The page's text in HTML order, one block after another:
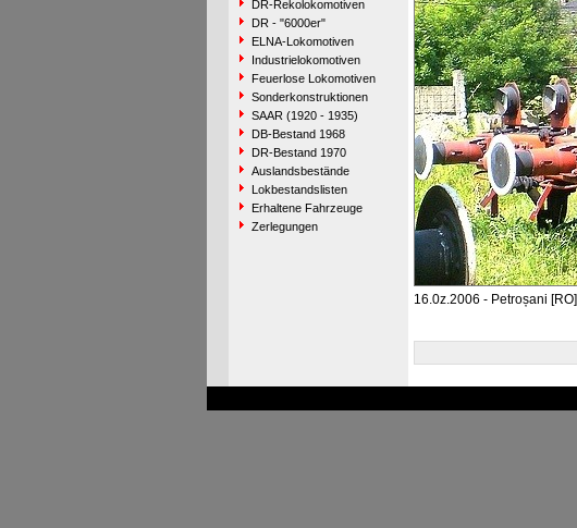
DR-Rekolokomotiven
DR - "6000er"
ELNA-Lokomotiven
Industrielokomotiven
Feuerlose Lokomotiven
Sonderkonstruktionen
SAAR (1920 - 1935)
DB-Bestand 1968
DR-Bestand 1970
Auslandsbestände
Lokbestandslisten
Erhaltene Fahrzeuge
Zerlegungen
16.0z.2006 - Petroșani [RO]